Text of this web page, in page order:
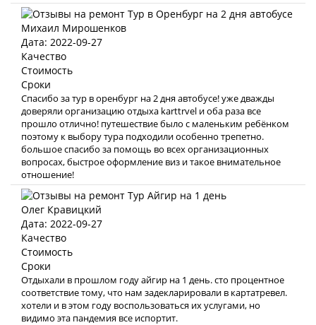
Михаил Мирошенков
Дата: 2022-09-27
Качество
Стоимость
Сроки
Спасибо за тур в оренбург на 2 дня автобусе! уже дважды
доверяли организацию отдыха karttrvel и оба раза все
прошло отлично! путешествие было с маленьким ребёнком
поэтому к выбору тура подходили особенно трепетно.
большое спасибо за помощь во всех организационных
вопросах, быстрое оформление виз и такое внимательное
отношение!
Олег Кравицкий
Дата: 2022-09-27
Качество
Стоимость
Сроки
Отдыхали в прошлом году айгир на 1 день. сто процентное
соответствие тому, что нам задекларировали в картатревел.
хотели и в этом году воспользоваться их услугами, но
видимо эта пандемия все испортит.